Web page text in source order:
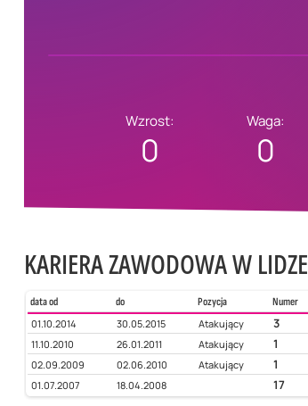
Wzrost:
0
Waga:
0
KARIERA ZAWODOWA W LIDZE
data od do Pozycja Numer
01.10.2014
30.05.2015 Atakujący 3
11.10.2010 26.01.2011 Atakujący 1
02.09.2009 02.06.2010 Atakujący 1
01.07.2007 18.04.2008 17